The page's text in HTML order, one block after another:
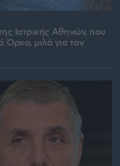
Ιατρικής Αθηνών, που
Όρκο, μιλά για τον